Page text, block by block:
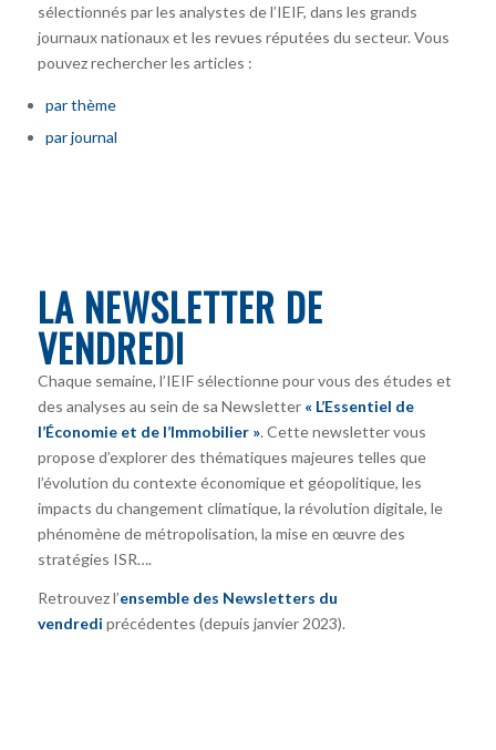
sélectionnés par les analystes de l’IEIF, dans les grands
journaux nationaux et les revues réputées du secteur. Vous
pouvez rechercher les articles :
par thème
par journal
LA NEWSLETTER DE
VENDREDI
Chaque semaine, l’IEIF sélectionne pour vous des études et
des analyses au sein de sa Newsletter « L’Essentiel de
l’Économie et de l’Immobilier ». Cette newsletter vous
propose d’explorer des thématiques majeures telles que
l’évolution du contexte économique et géopolitique, les
impacts du changement climatique, la révolution digitale, le
phénomène de métropolisation, la mise en œuvre des
stratégies ISR….
Retrouvez l’ensemble des Newsletters du
vendredi précédentes (depuis janvier 2023).